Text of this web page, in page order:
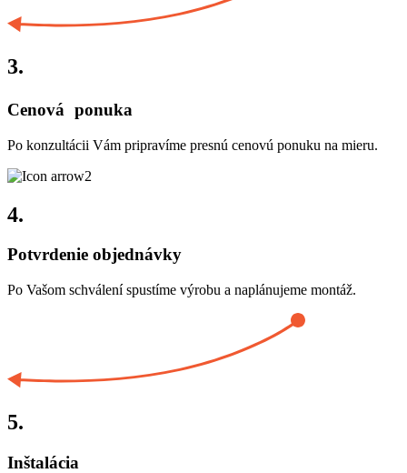
3.
Cenová ponuka
Po konzultácii Vám pripravíme presnú cenovú ponuku na mieru.
4.
Potvrdenie objednávky
Po Vašom schválení spustíme výrobu a naplánujeme montáž.
5.
Inštalácia